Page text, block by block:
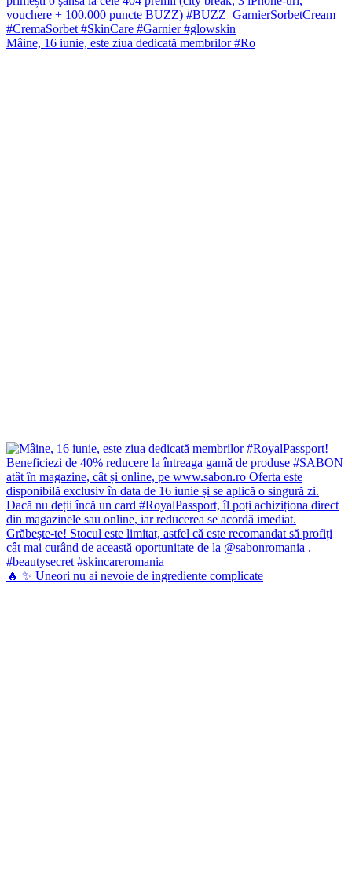
Mâine, 16 iunie, este ziua dedicată membrilor #Ro
🔥 ✨ Uneori nu ai nevoie de ingrediente complicate